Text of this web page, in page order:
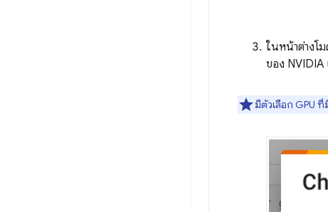
ในหน้าต่างโ
ของ NVIDIA
มีตัวเลือก GPU ที่